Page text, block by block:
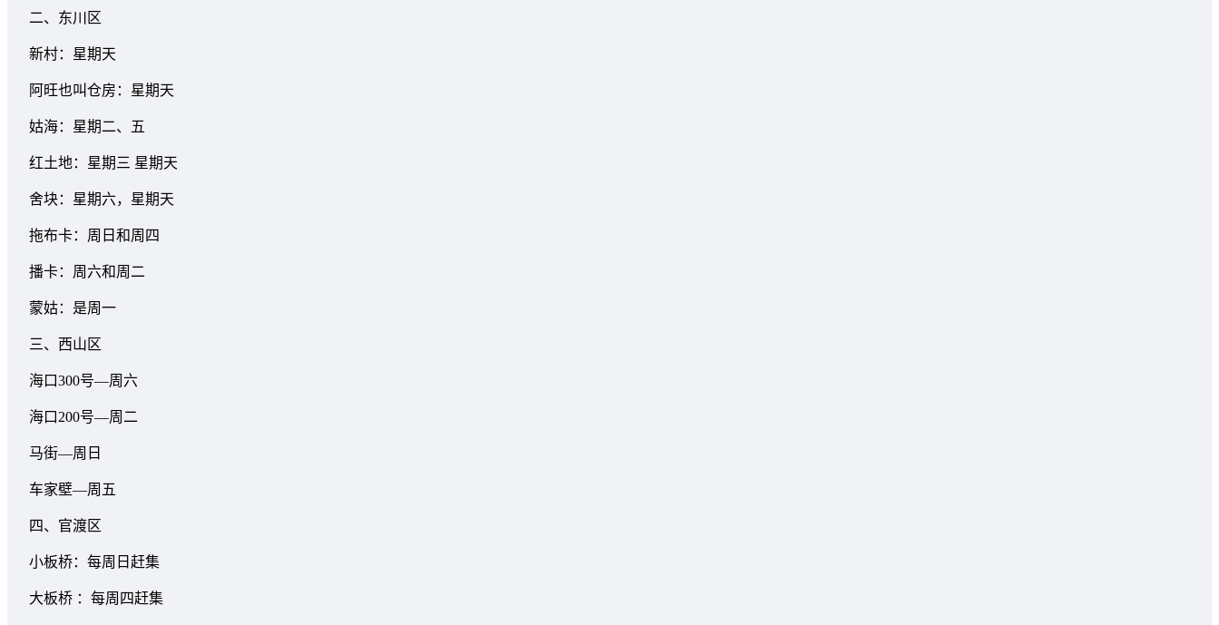
二、东川区
新村：星期天
阿旺也叫仓房：星期天
姑海：星期二、五
红土地：星期三 星期天
舍块：星期六，星期天
拖布卡：周日和周四
播卡：周六和周二
蒙姑：是周一
三、西山区
海口300号—周六
海口200号—周二
马街—周日
车家壁—周五
四、官渡区
小板桥：每周日赶集
大板桥 ：每周四赶集